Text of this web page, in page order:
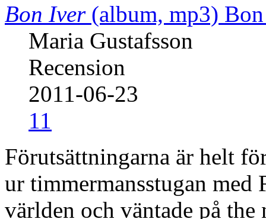
Bon Iver(album, mp3)
Maria Gustafsson
Recension
2011-06-23
11
Förutsättningarna är helt
ur timmermansstugan med
världen och väntade på